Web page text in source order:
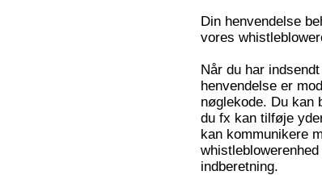
Din henvendelse
vores
Når du har
henvendelse er
nøglekode. Du kan
du fx kan tilføje
kan kommunikere
indberetning.